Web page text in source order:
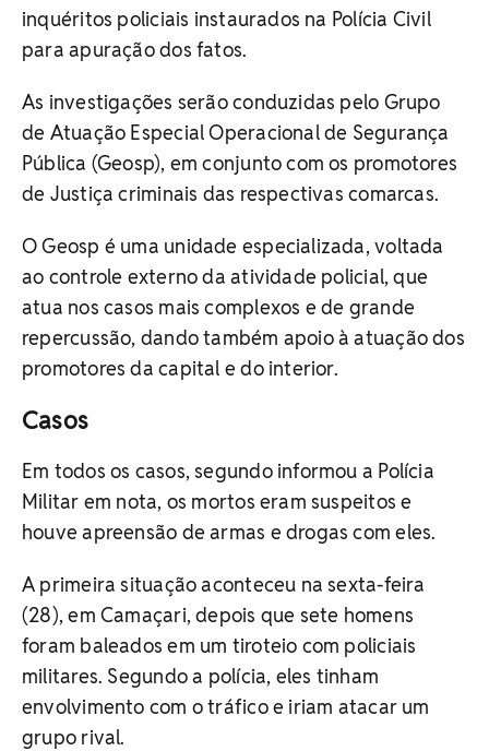
inquéritos policiais instaurados na Polícia Civil
para apuração dos fatos.
As investigações serão conduzidas pelo Grupo
de Atuação Especial Operacional de Segurança
Pública (Geosp), em conjunto com os promotores
de Justiça criminais das respectivas comarcas.
O Geosp é uma unidade especializada, voltada
ao controle externo da atividade policial, que
atua nos casos mais complexos e de grande
repercussão, dando também apoio à atuação dos
promotores da capital e do interior.
Casos
Em todos os casos, segundo informou a Polícia
Militar em nota, os mortos eram suspeitos e
houve apreensão de armas e drogas com eles.
A primeira situação aconteceu na sexta-feira
(28), em Camaçari, depois que sete homens
foram baleados em um tiroteio com policiais
militares. Segundo a polícia, eles tinham
envolvimento com o tráfico e iriam atacar um
grupo rival.